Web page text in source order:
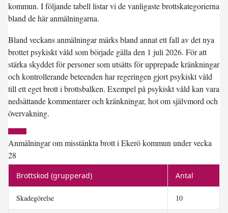
kommun. I följande tabell listar vi de vanligaste brottskategorierna
bland de här anmälningarna.
Bland veckans anmälningar märks bland annat ett fall av det nya
brottet psykiskt våld som började gälla den 1 juli 2026. För att
stärka skyddet för personer som utsätts för upprepade kränkningar
och kontrollerande beteenden har regeringen gjort psykiskt våld
till ett eget brott i brottsbalken. Exempel på psykiskt våld kan vara
nedsättande kommentarer och kränkningar, hot om självmord och
övervakning.
Anmälningar om misstänkta brott i Ekerö kommun under vecka
28
Brottskod (grupperad) Antal
Skadegörelse 10